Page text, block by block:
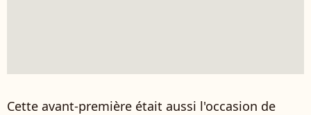
Cette avant-première était aussi l'occasion de